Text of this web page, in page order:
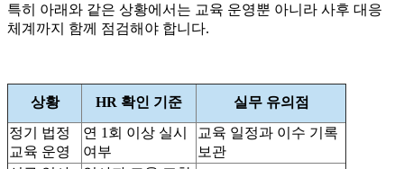
특히 아래와 같은 상황에서는 교육 운영뿐 아니라 사후 대응
체계까지 함께 점검해야 합니다.
상황 HR 확인 기준
실무 유의점
정기 법정
교육 운영
연 1회 이상 실시
여부
교육 일정과 이수 기록
보관